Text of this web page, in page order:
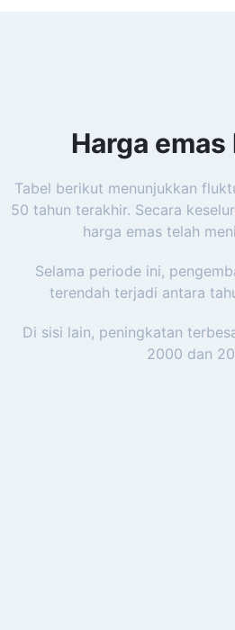
Harga
Tabel berikut menunjukkan
50 tahun terakhir. Secara
harga emas telah
Selama periode ini,
terendah terjadi antara
Di sisi lain, peningkatan
2000 dan